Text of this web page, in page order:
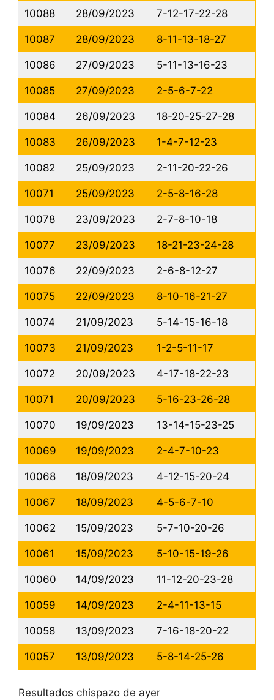
10088 28/09/2023 7-12-17-22-28
10087 28/09/2023 8-11-13-18-27
10086 27/09/2023 5-11-13-16-23
10085 27/09/2023 2-5-6-7-22
10084 26/09/2023 18-20-25-27-28
10083 26/09/2023 1-4-7-12-23
10082 25/09/2023 2-11-20-22-26
10071 25/09/2023 2-5-8-16-28
10078 23/09/2023 2-7-8-10-18
10077 23/09/2023 18-21-23-24-28
10076 22/09/2023 2-6-8-12-27
10075 22/09/2023 8-10-16-21-27
10074 21/09/2023 5-14-15-16-18
10073 21/09/2023 1-2-5-11-17
10072 20/09/2023 4-17-18-22-23
10071 20/09/2023 5-16-23-26-28
10070 19/09/2023 13-14-15-23-25
10069 19/09/2023 2-4-7-10-23
10068 18/09/2023 4-12-15-20-24
10067 18/09/2023 4-5-6-7-10
10062 15/09/2023 5-7-10-20-26
10061 15/09/2023 5-10-15-19-26
10060 14/09/2023 11-12-20-23-28
10059 14/09/2023 2-4-11-13-15
10058 13/09/2023 7-16-18-20-22
10057 13/09/2023 5-8-14-25-26
Resultados chispazo de ayer